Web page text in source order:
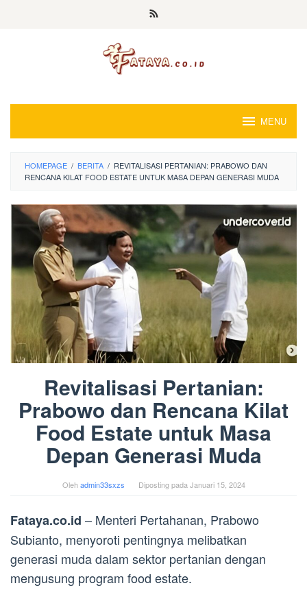
MENU
HOMEPAGE / BERITA / REVITALISASI PERTANIAN: PRABOWO DAN
RENCANA KILAT FOOD ESTATE UNTUK MASA DEPAN GENERASI MUDA
Revitalisasi Pertanian:
Prabowo dan Rencana Kilat
Food Estate untuk Masa
Depan Generasi Muda
Olehadmin33sxzs Diposting padaJanuari 15, 2024
Fataya.co.id – Menteri Pertahanan, Prabowo
Subianto, menyoroti pentingnya melibatkan
generasi muda dalam sektor pertanian dengan
mengusung program food estate.